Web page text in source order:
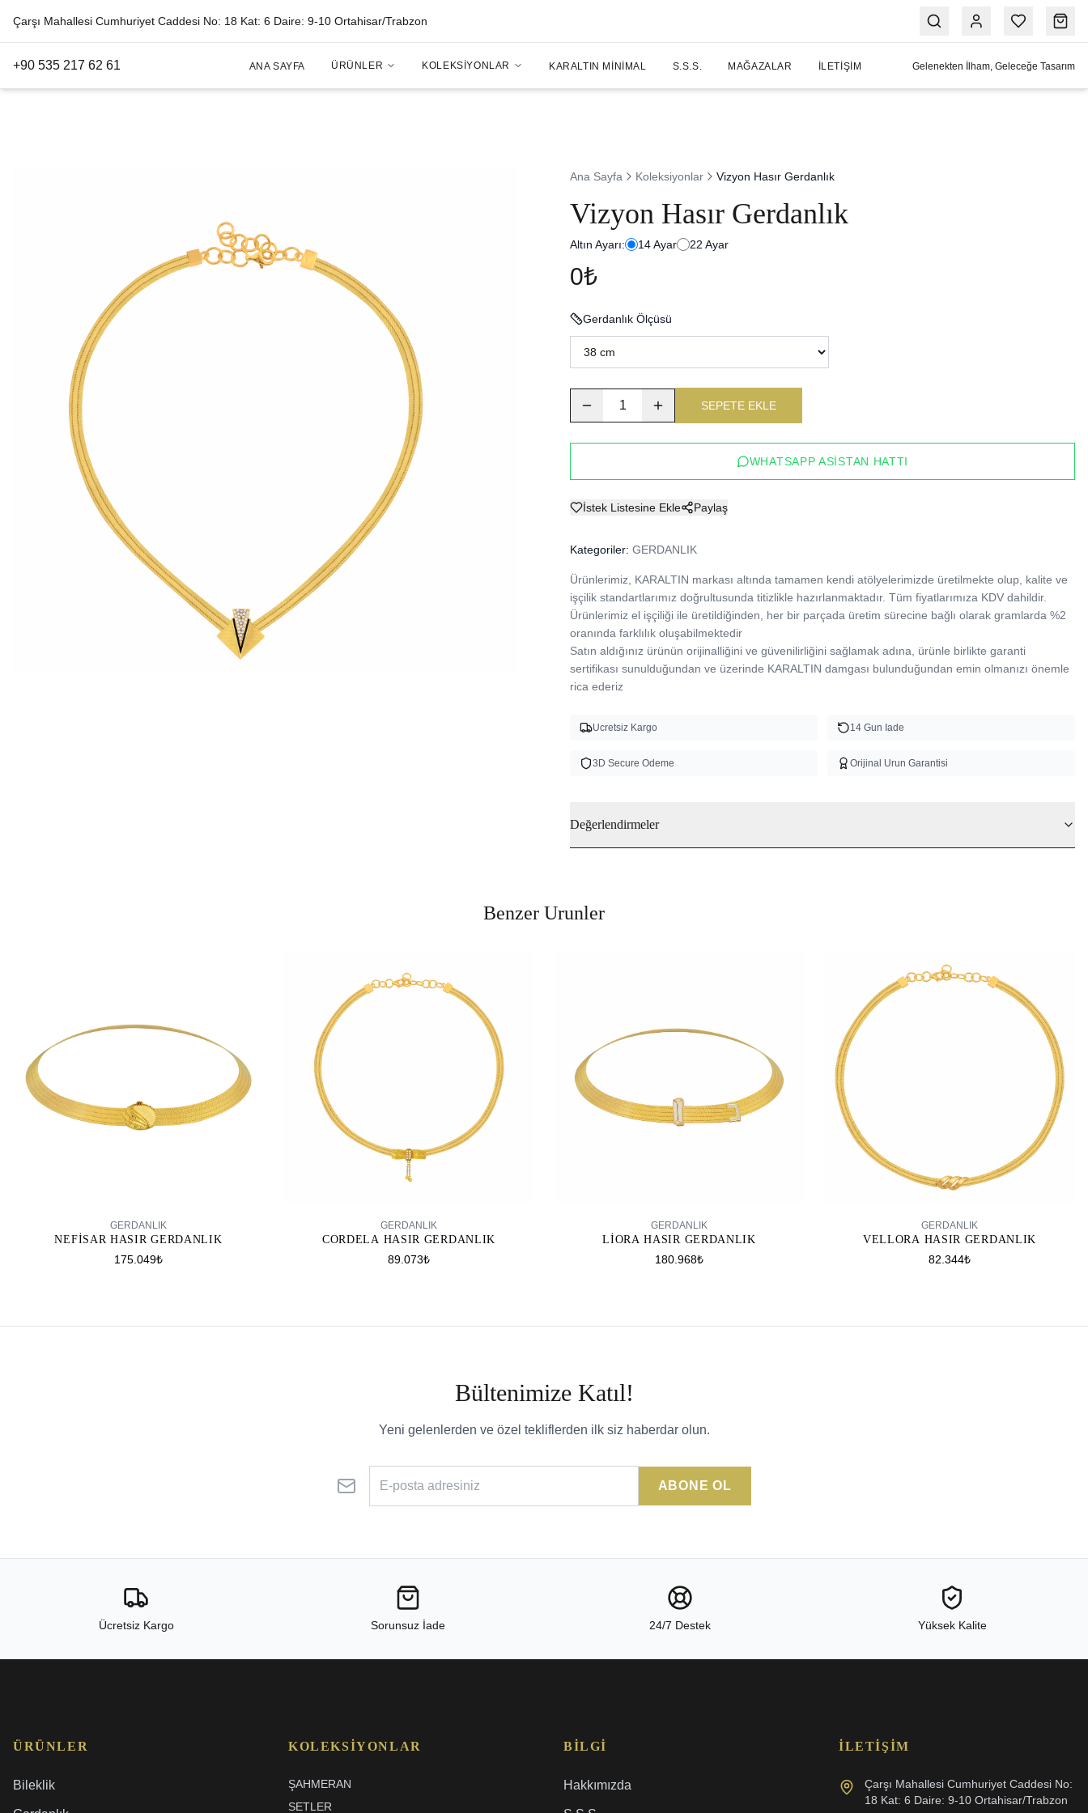
Çarşı Mahallesi Cumhuriyet Caddesi No: 18 Kat: 6 Daire: 9-10 Ortahisar/Trabzon
+90 535 217 62 61 ANA SAYFA ÜRÜNLER KOLEKSIYONLAR KARALTIN MINIMAL S.S.S. MAĞAZALAR İLETIŞIM Gelenekten İlham, Geleceğe Tasarım
Ana Sayfa Koleksiyonlar Vizyon Hasır Gerdanlık
Vizyon Hasır Gerdanlık
Altın Ayarı: 14Ayar 22 Ayar
0₺
Gerdanlık Ölçüsü
1 SEPETE EKLE
WHATSAPP ASISTAN HATTI
İstek Listesine Ekle Paylaş
Kategoriler: GERDANLIK
Ürünlerimiz, KARALTIN markası altında tamamen kendi atölyelerimizde üretilmekte olup, kalite ve
işçilik standartlarımız doğrultusunda titizlikle hazırlanmaktadır. Tüm fiyatlarımıza KDV dahildir.
Ürünlerimiz el işçiliği ile üretildiğinden, her bir parçada üretim sürecine bağlı olarak gramlarda %2
oranında farklılık oluşabilmektedir
Satın aldığınız ürünün orijinalliğini ve güvenilirliğini sağlamak adına, ürünle birlikte garanti
sertifikası sunulduğundan ve üzerinde KARALTIN damgası bulunduğundan emin olmanızı önemle
rica ederiz
Ucretsiz Kargo 14 Gun Iade
3D Secure Odeme Orijinal Urun Garantisi
Değerlendirmeler
Benzer Urunler
GERDANLIK
NEFISAR HASIR GERDANLIK
175.049₺
GERDANLIK
CORDELA HASIR GERDANLIK
89.073₺
GERDANLIK
LIORA HASIR GERDANLIK
180.968₺
GERDANLIK
VELLORA HASIR GERDANLIK
82.344₺
Bültenimize Katıl!
Yeni gelenlerden ve özel tekliflerden ilk siz haberdar olun.
ABONE OL
Ücretsiz Kargo Sorunsuz İade 24/7 Destek Yüksek Kalite
ÜRÜNLER
Bileklik
KOLEKSIYONLAR
ŞAHMERAN
SETLER
BILGI
Hakkımızda
İLETIŞIM
Çarşı Mahallesi Cumhuriyet Caddesi No:
18 Kat: 6 Daire: 9-10 Ortahisar/Trabzon